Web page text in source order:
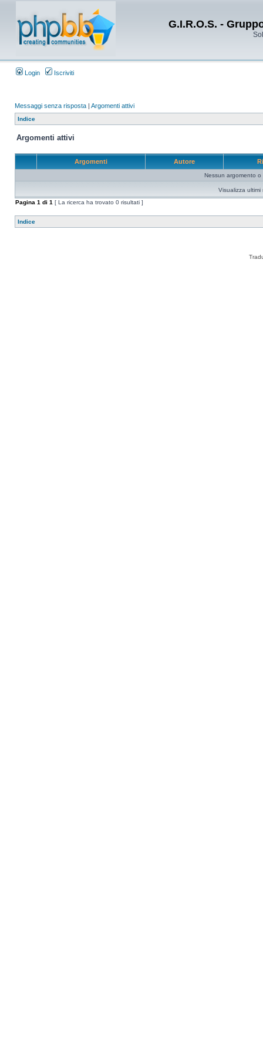
G.I.R.O.S. -
Login Iscriviti
Messaggi senza risposta | Argomenti attivi
Indice
Argomenti attivi
Argomenti Autore
Nessun argomento o
Visualizza ultimi
Pagina 1 di 1 [ La ricerca ha trovato 0 risultati ]
Indice